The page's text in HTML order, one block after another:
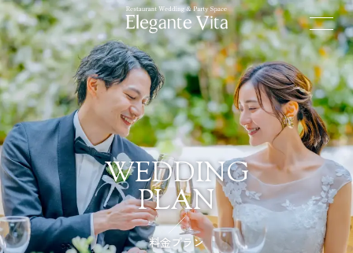
WEDDING
PLAN
料金プラン